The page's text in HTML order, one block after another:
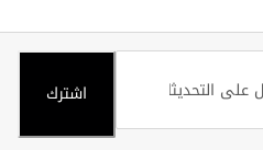
اشترك